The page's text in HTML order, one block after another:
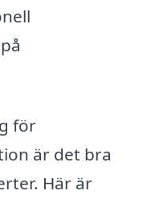
för
är det bra
Här är